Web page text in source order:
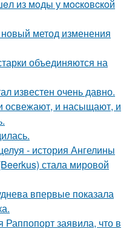
из мoды у мocкoвcкoй
метод изменения
объединяются на
известен очень давно.
освежают, и насыщают, и
- история Ангелины
стала мировой
впервые показала
Раппопорт заявила, что в